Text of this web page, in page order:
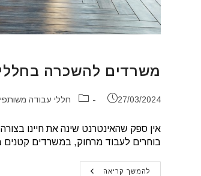
משרדים להשכרה
פורסם:
27/03/2024 קטגוריה:חללי עבודה
אין ספק שהאינטרנט שינה את חיינו
בוחרים לעבוד מרחוק, במשרדים
להמשך קריאה
משרדים